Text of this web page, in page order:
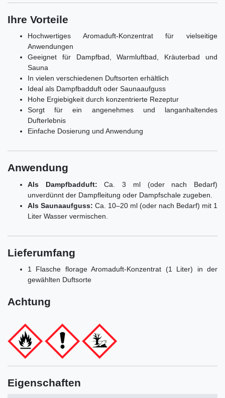
Ihre Vorteile
Hochwertiges Aromaduft-Konzentrat für vielseitige
Anwendungen
Geeignet für Dampfbad, Warmluftbad, Kräuterbad und
Sauna
In vielen verschiedenen Duftsorten erhältlich
Ideal als Dampfbadduft oder Saunaaufguss
Hohe Ergiebigkeit durch konzentrierte Rezeptur
Sorgt für ein angenehmes und langanhaltendes
Dufterlebnis
Einfache Dosierung und Anwendung
Anwendung
Als Dampfbadduft: Ca. 3 ml (oder nach Bedarf)
unverdünnt der Dampfleitung oder Dampfschale zugeben.
Als Saunaaufguss: Ca. 10–20 ml (oder nach Bedarf) mit 1
Liter Wasser vermischen.
Lieferumfang
1 Flasche florage Aromaduft-Konzentrat (1 Liter) in der
gewählten Duftsorte
Achtung
Eigenschaften